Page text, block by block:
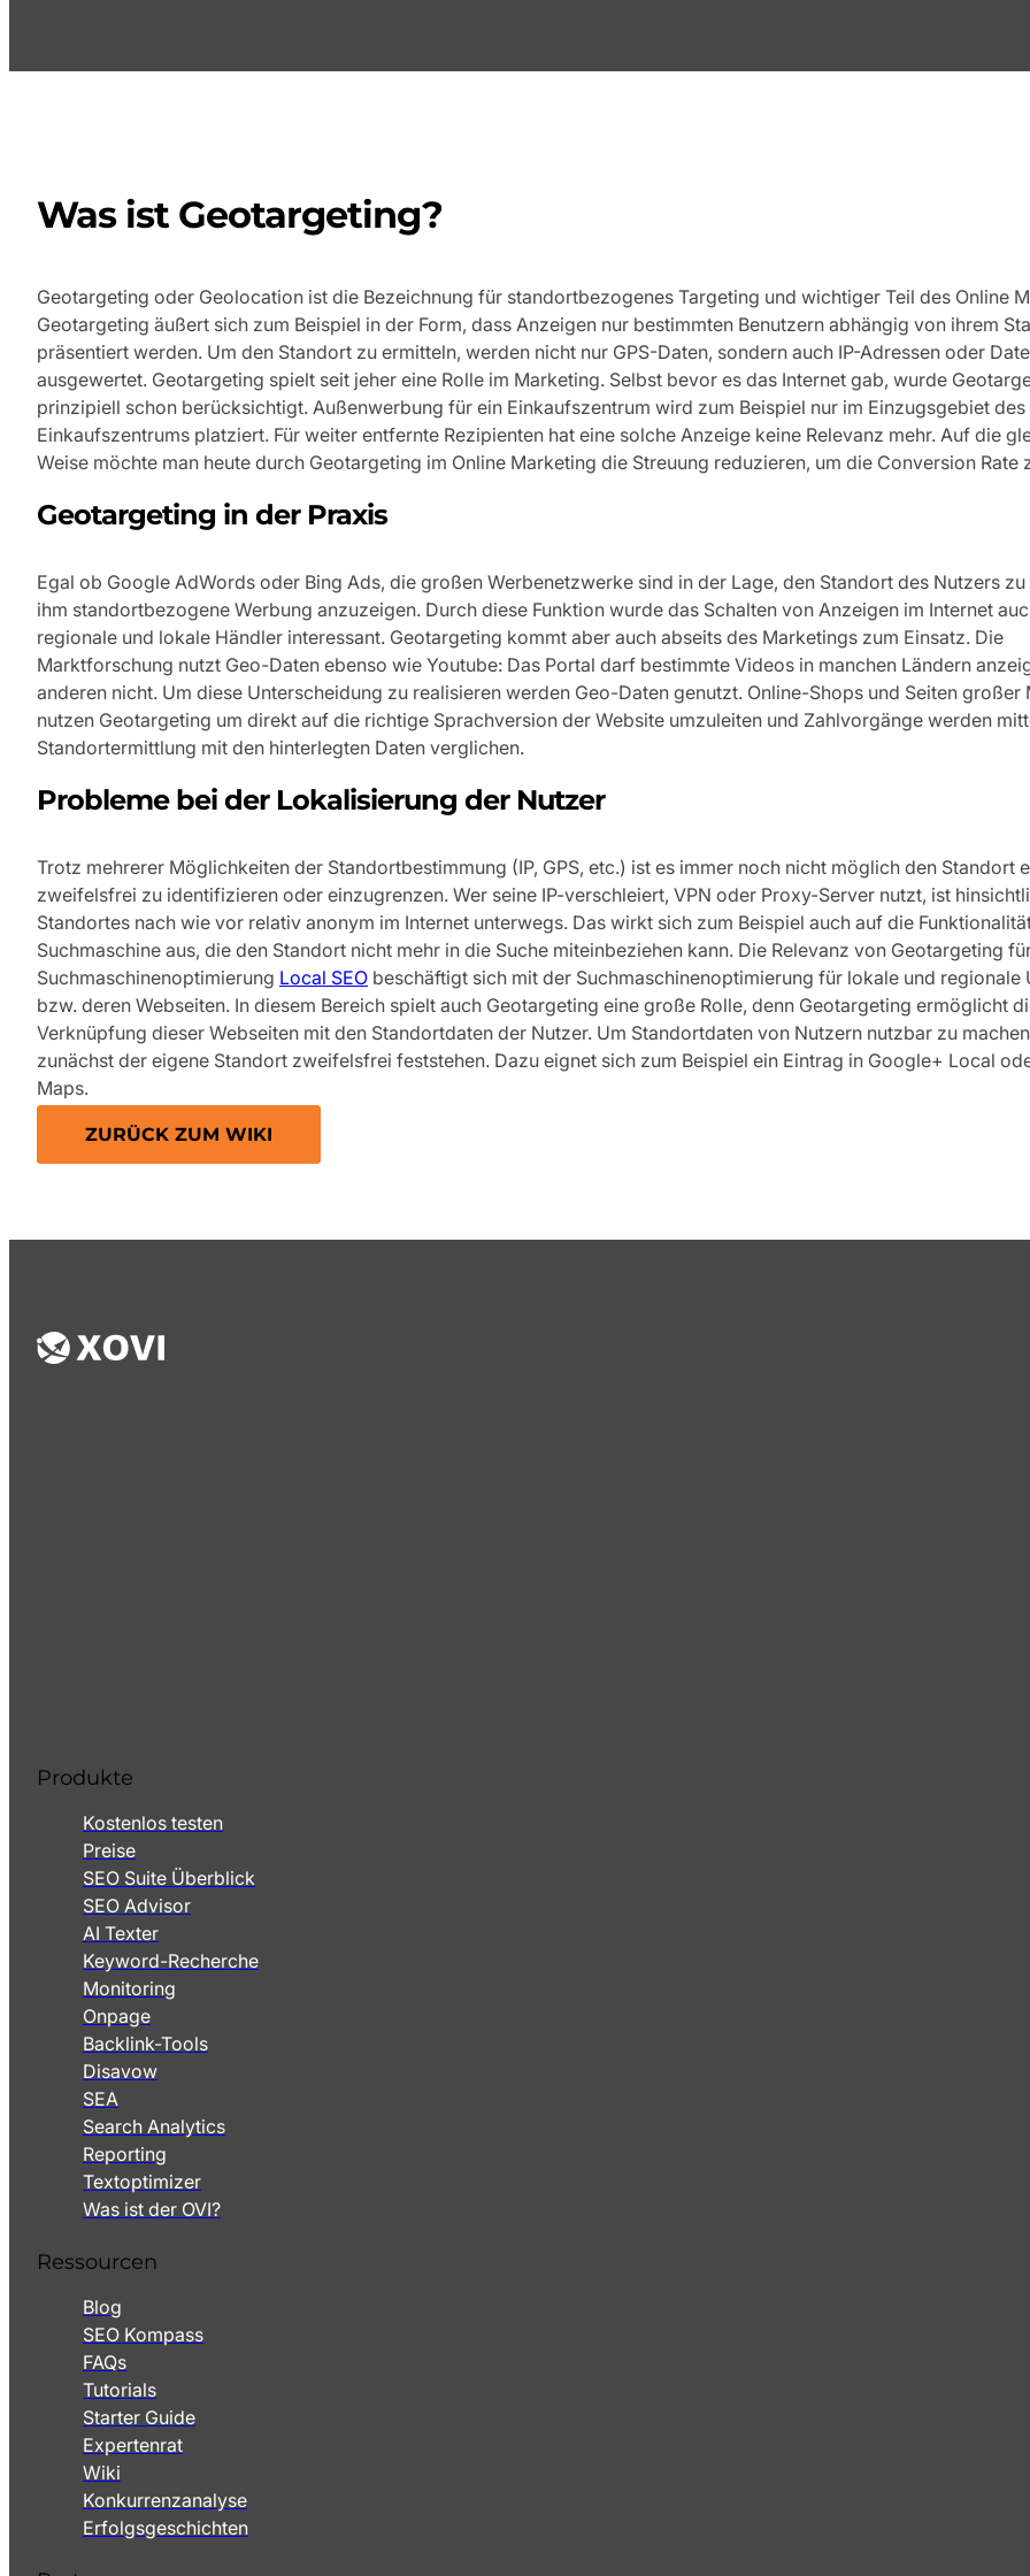
Was ist Geotargeting?
Geotargeting oder Geolocation ist die Bezeichnung für standortbezogenes Targeting und wichtiger Teil des Online
Geotargeting äußert sich zum Beispiel in der Form, dass Anzeigen nur bestimmten Benutzern abhängig von ihrem
präsentiert werden. Um den Standort zu ermitteln, werden nicht nur GPS-Daten, sondern auch IP-Adressen oder
ausgewertet. Geotargeting spielt seit jeher eine Rolle im Marketing. Selbst bevor es das Internet gab, wurde
prinzipiell schon berücksichtigt. Außenwerbung für ein Einkaufszentrum wird zum Beispiel nur im Einzugsgebiet des
Einkaufszentrums platziert. Für weiter entfernte Rezipienten hat eine solche Anzeige keine Relevanz mehr. Auf die
Weise möchte man heute durch Geotargeting im Online Marketing die Streuung reduzieren, um die Conversion Rate
Geotargeting in der Praxis
Egal ob Google AdWords oder Bing Ads, die großen Werbenetzwerke sind in der Lage, den Standort des Nutzers zu
ihm standortbezogene Werbung anzuzeigen. Durch diese Funktion wurde das Schalten von Anzeigen im Internet
regionale und lokale Händler interessant. Geotargeting kommt aber auch abseits des Marketings zum Einsatz. Die
Marktforschung nutzt Geo-Daten ebenso wie Youtube: Das Portal darf bestimmte Videos in manchen Ländern
anderen nicht. Um diese Unterscheidung zu realisieren werden Geo-Daten genutzt. Online-Shops und Seiten großer
nutzen Geotargeting um direkt auf die richtige Sprachversion der Website umzuleiten und Zahlvorgänge werden
Standortermittlung mit den hinterlegten Daten verglichen.
Probleme bei der Lokalisierung der Nutzer
Trotz mehrerer Möglichkeiten der Standortbestimmung (IP, GPS, etc.) ist es immer noch nicht möglich den Standort
zweifelsfrei zu identifizieren oder einzugrenzen. Wer seine IP-verschleiert, VPN oder Proxy-Server nutzt, ist
Standortes nach wie vor relativ anonym im Internet unterwegs. Das wirkt sich zum Beispiel auch auf die
Suchmaschine aus, die den Standort nicht mehr in die Suche miteinbeziehen kann. Die Relevanz von Geotargeting
Suchmaschinenoptimierung Local SEO beschäftigt sich mit der Suchmaschinenoptimierung für lokale und regionale
bzw. deren Webseiten. In diesem Bereich spielt auch Geotargeting eine große Rolle, denn Geotargeting ermöglicht
Verknüpfung dieser Webseiten mit den Standortdaten der Nutzer. Um Standortdaten von Nutzern nutzbar zu
zunächst der eigene Standort zweifelsfrei feststehen. Dazu eignet sich zum Beispiel ein Eintrag in Google+ Local
Maps.
ZURÜCK ZUM WIKI
Produkte
Kostenlos testen
Preise
SEO Suite Überblick
SEO Advisor
AI Texter
Keyword-Recherche
Monitoring
Onpage
Backlink-Tools
Disavow
SEA
Search Analytics
Reporting
Textoptimizer
Was ist der OVI?
Ressourcen
Blog
SEO Kompass
FAQs
Tutorials
Starter Guide
Expertenrat
Wiki
Konkurrenzanalyse
Erfolgsgeschichten